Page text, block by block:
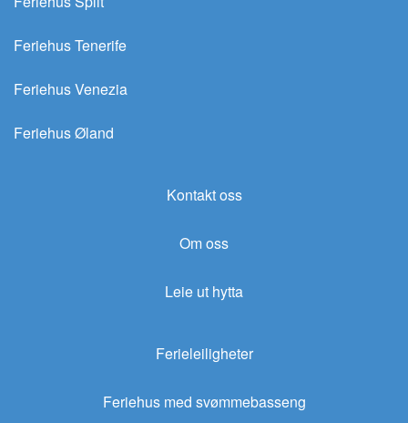
Feriehus Tenerife
Feriehus Venezia
Feriehus Øland
Kontakt oss
Om oss
Leie ut hytta
Ferieleiligheter
Feriehus med svømmebasseng